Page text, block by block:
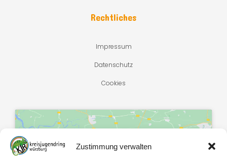
Zustimmung verwalten
Rechtliches
Impressum
Datenschutz
Cookies